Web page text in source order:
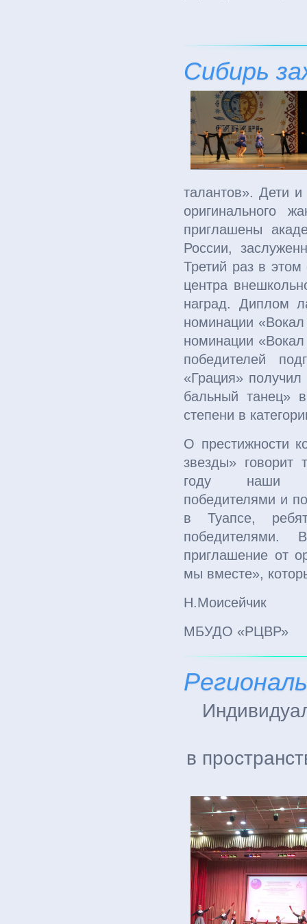
Сибирь
талантов». Дети и
оригинального
приглашены
России,
Третий раз в этом
центра
наград. Диплом
номинации
номинации
победителей
«Грация»
бальный танец»
степени в
О престижности
звезды»
году наши
победителями и
в Туапсе,
приглашение от
мы вместе»,
Н.Моисейчик
МБУДО «РЦВР»
в